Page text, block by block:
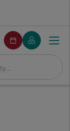
menuPedirCita
Make
an
appointment
My
Quirónsalud
Menu